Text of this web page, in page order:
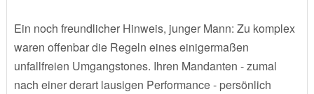
Ein noch freundlicher Hinweis, junger Mann: Zu komplex
waren offenbar die Regeln eines einigermaßen
unfallfreien Umgangstones. Ihren Mandanten - zumal
nach einer derart lausigen Performance - persönlich